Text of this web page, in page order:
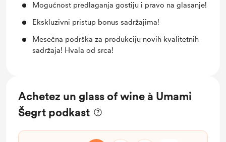
Mogućnost predlaganja gostiju i pravo na glasanje!
Ekskluzivni pristup bonus sadržajima!
Mesečna podrška za produkciju novih kvalitetnih
sadržaja! Hvala od srca!
Achetez un glass of wine à Umami
Šegrt podkast